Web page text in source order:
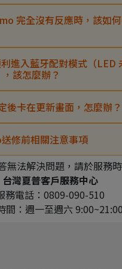
完全沒有反應時，該如
進入藍牙配對模式（LED
該怎麼辦？
後卡在更新畫面，怎麼辦？
修前相關注意事項
無法解決問題，請於服務
台灣夏普客戶服務中心
務電話：0809-090-510
間：週一至週六 9:00~21:00